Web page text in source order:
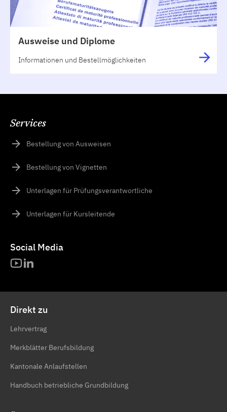
Ausweise und Diplome
Informationen und Bestellmöglichkeiten
Services
Bestellung von Ausweisen
Bestellung von Vignetten
Unterlagen für Prüfungsverantwortliche
Unterlagen für Kursleitende
Social Media
Direkt zu
Lehrvertrag
Merkblätter Berufsbildung
Kantonale Anlaufstellen
Handbuch betriebliche Grundbildung